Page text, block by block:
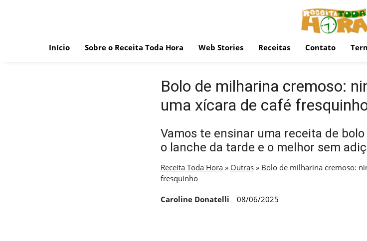
Início Sobre o Receita Toda Hora Web Stories Receitas Contato
Bolo de milharina cremoso:
uma xícara de café
Vamos te ensinar uma receita de
o lanche da tarde e o melhor sem
Receita Toda Hora» Outras» Bolo de milharina cremoso:
fresquinho
Caroline Donatelli 08/06/2025